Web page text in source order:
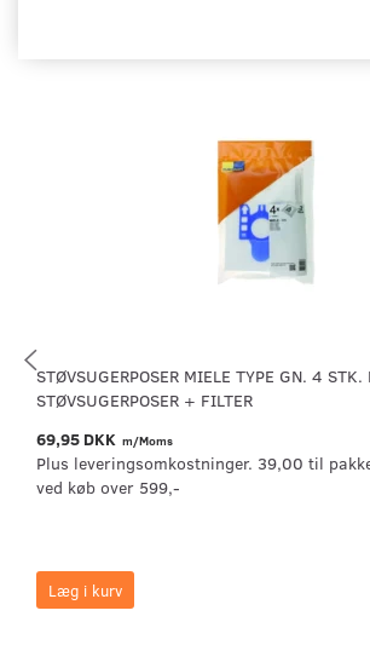
STØVSUGERPOSER MIELE TYPE GN. 4 STK.
STØVSUGERPOSER + FILTER
69,95 DKK m/Moms
Plus leveringsomkostninger. 39,00 til
ved køb over 599,-
Læg i kurv